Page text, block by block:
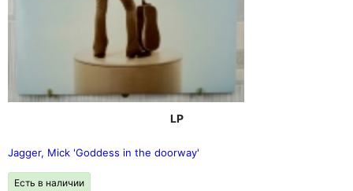
LP
Jagger, Mick 'Goddess in the doorway'
Есть в наличии